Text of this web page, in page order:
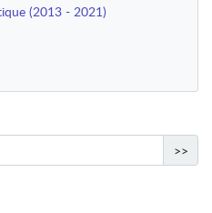
(2013 - 2021)
>>